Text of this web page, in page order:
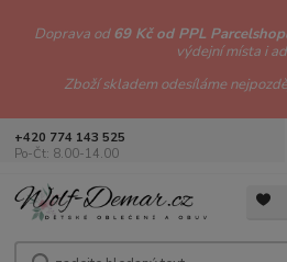
Doprava od69 Kč od PPL
výdejní místa i
Zboží skladem odesíláme
+420 774 143 525
Po-Čt: 8.00-14.00